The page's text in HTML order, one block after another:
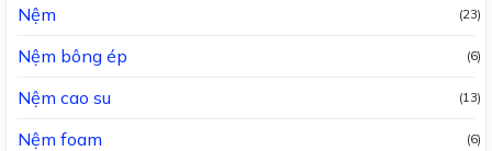
Nệm (23)
Nệm bông ép (6)
Nệm cao su (13)
Nệm foam (6)